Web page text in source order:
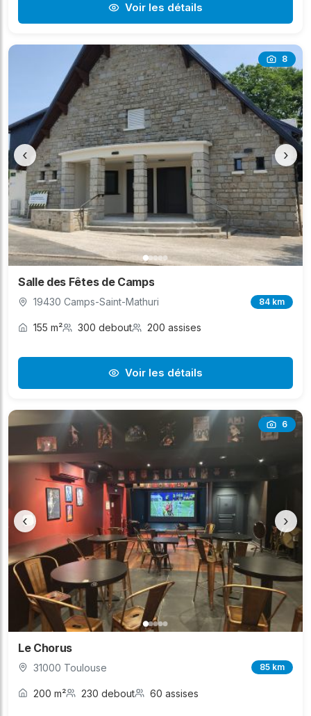
Voir les détails
8
‹ ›
Salle des Fêtes de Camps
19430 Camps-Saint-Mathuri 84 km
155 m² 300 debout 200 assises
Voir les détails
6
‹ ›
Le Chorus
31000 Toulouse 85 km
200 m² 230 debout 60 assises